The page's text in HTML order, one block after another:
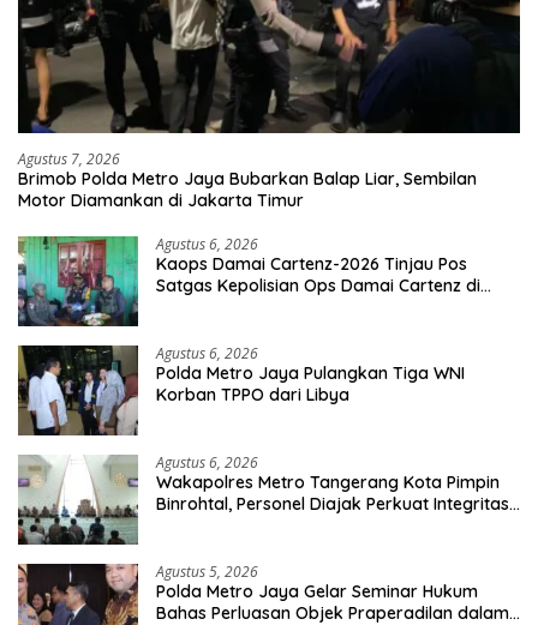
Agustus 7, 2026
Brimob Polda Metro Jaya Bubarkan Balap Liar, Sembilan
Motor Diamankan di Jakarta Timur
Agustus 6, 2026
Kaops Damai Cartenz-2026 Tinjau Pos
Satgas Kepolisian Ops Damai Cartenz di
Agustus 6, 2026
Polda Metro Jaya Pulangkan Tiga WNI
Korban TPPO dari Libya
Agustus 6, 2026
Wakapolres Metro Tangerang Kota Pimpin
Binrohtal, Personel Diajak Perkuat Integritas
Agustus 5, 2026
Polda Metro Jaya Gelar Seminar Hukum
Bahas Perluasan Objek Praperadilan dalam